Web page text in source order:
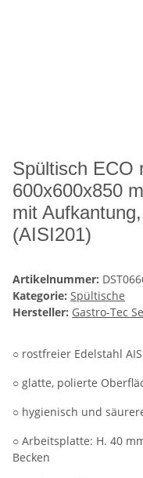
Spültisch ECO
600x600x850
mit
(AISI201)
Artikelnummer:
Kategorie: Spültische
Hersteller: Gastro-Tec
○ rostfreier Edelstahl
○ glatte, polierte
○ hygienisch und
○ Arbeitsplatte: H. 40
Becken